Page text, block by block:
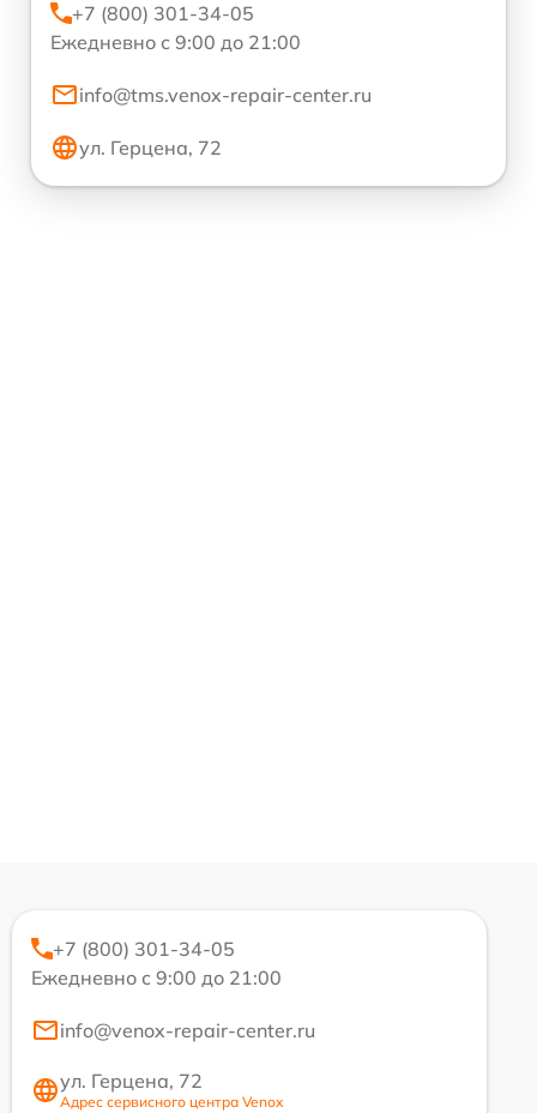
+7 (800) 301-34-05
Ежедневно с 9:00 до 21:00
info@tms.venox-repair-center.ru
ул. Герцена, 72
+7 (800) 301-34-05
Ежедневно с 9:00 до 21:00
info@venox-repair-center.ru
ул. Герцена, 72
Адрес сервисного центра Venox